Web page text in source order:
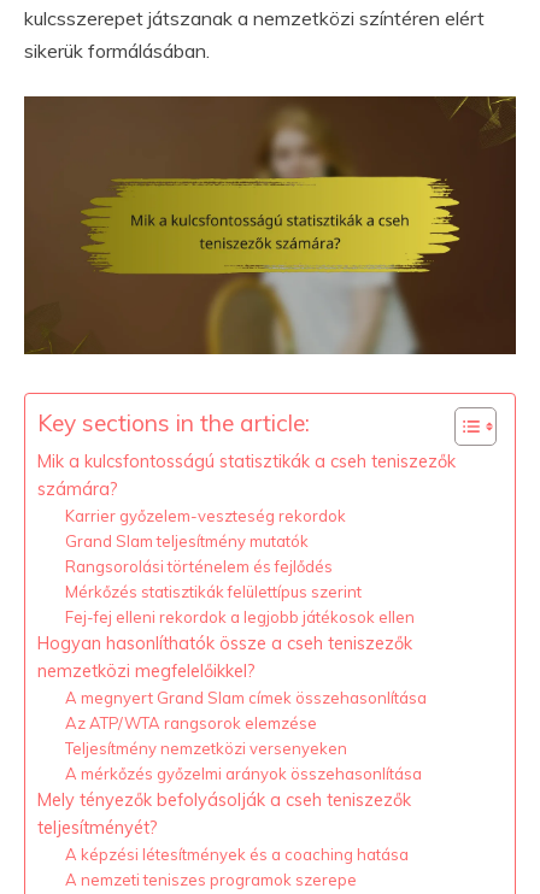
kulcsszerepet játszanak a nemzetközi színtéren elért
sikerük formálásában.
Key sections in the article:
Mik a kulcsfontosságú statisztikák a cseh teniszezők
számára?
Karrier győzelem-veszteség rekordok
Grand Slam teljesítmény mutatók
Rangsorolási történelem és fejlődés
Mérkőzés statisztikák felülettípus szerint
Fej-fej elleni rekordok a legjobb játékosok ellen
Hogyan hasonlíthatók össze a cseh teniszezők
nemzetközi megfelelőikkel?
A megnyert Grand Slam címek összehasonlítása
Az ATP/WTA rangsorok elemzése
Teljesítmény nemzetközi versenyeken
A mérkőzés győzelmi arányok összehasonlítása
Mely tényezők befolyásolják a cseh teniszezők
teljesítményét?
A képzési létesítmények és a coaching hatása
A nemzeti teniszes programok szerepe